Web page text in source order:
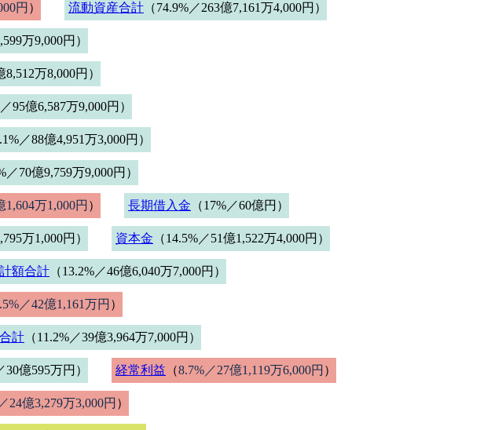
円 ） 流動資産合計 （74.9%／263億7,161万4,000円）
万9,000円）
8,512万8,000円）
／95億6,587万9,000円）
／88億4,951万3,000円）
／70億9,759万9,000円）
1,604万1,000円 ） 長期借入金 （17%／60億円）
万1,000円） 資本金 （14.5%／51億1,522万4,000円）
額合計 （13.2%／46億6,040万7,000円）
／42億1,161万円 ）
計 （11.2%／39億3,964万7,000円）
30億595万円） 経常利益 （8.7%／27億1,119万6,000円 ）
24億3,279万3,000円 ）